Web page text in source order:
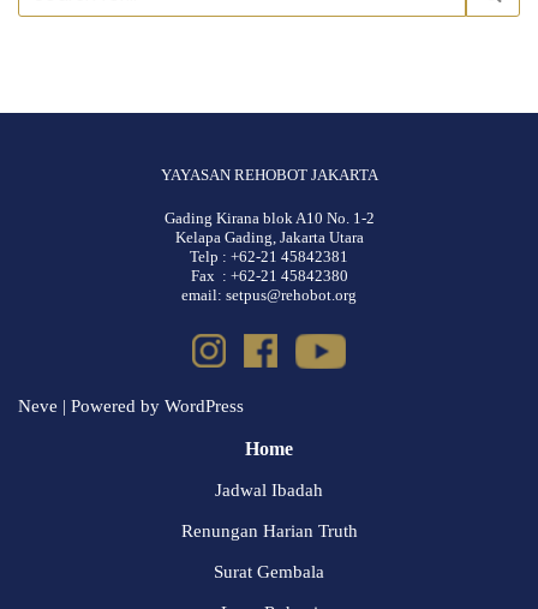
YAYASAN REHOBOT JAKARTA
Gading Kirana blok A10 No. 1-2
Kelapa Gading, Jakarta Utara
Telp : +62-21 45842381
Fax : +62-21 45842380
email: setpus@rehobot.org
Neve | Powered by WordPress
Home
Jadwal Ibadah
Renungan Harian Truth
Surat Gembala